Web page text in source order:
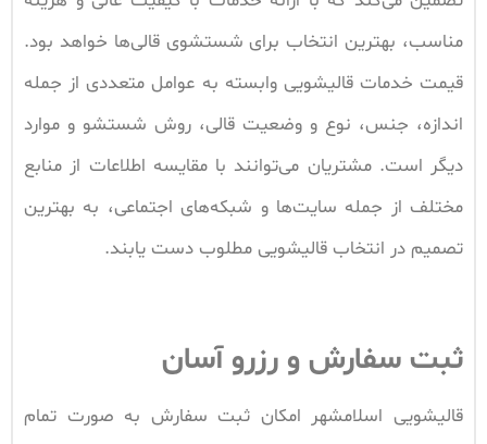
مناسب، بهترین انتخاب برای شستشوی قالی‌ها خواهد بود.
قیمت خدمات قالیشویی وابسته به عوامل متعددی از جمله
اندازه، جنس، نوع و وضعیت قالی، روش شستشو و موارد
دیگر است. مشتریان می‌توانند با مقایسه اطلاعات از منابع
مختلف از جمله سایت‌ها و شبکه‌های اجتماعی، به بهترین
تصمیم در انتخاب قالیشویی مطلوب دست یابند.
ثبت سفارش و رزرو آسان
قالیشویی اسلامشهر امکان ثبت سفارش به صورت تمام